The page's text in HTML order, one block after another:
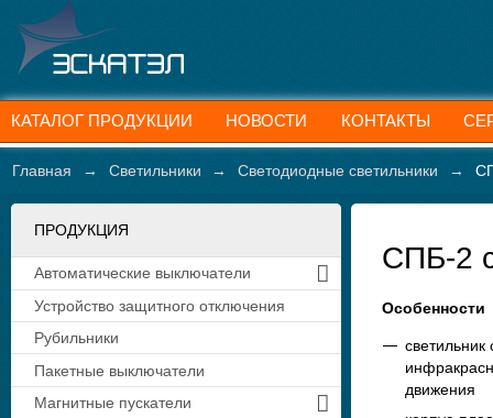
СПБ-2
Особенности
движения
ПРОДУКЦИЯ
Автоматические выключатели
Устройство защитного отключения
Рубильники
Пакетные выключатели
Магнитные пускатели
Главная → Светильники → Светодиодные светильники →
КАТАЛОГ ПРОДУКЦИИ НОВОСТИ КОНТАКТЫ